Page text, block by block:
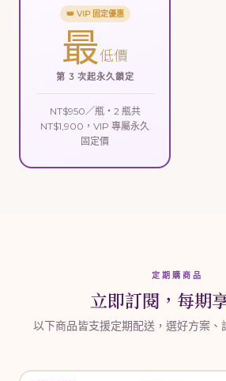
👑 VIP 固定優惠
最低價
第 3 次起永久鎖定
NT$950／瓶・2 瓶共
NT$1,900，VIP 專屬永久
固定價
定期購商品
立即訂閱，每期
以下商品皆支援定期配送，選好方案、